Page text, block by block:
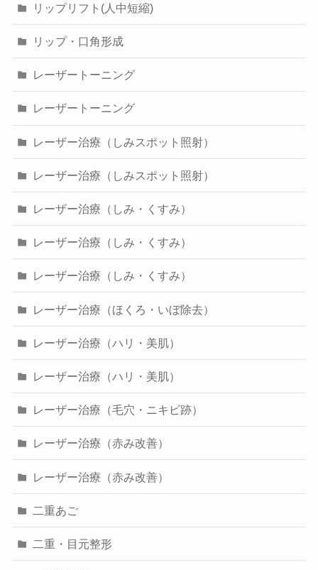
リップリフト(人中短縮)
リップ・口角形成
レーザートーニング
レーザートーニング
レーザー治療（しみスポット照射）
レーザー治療（しみスポット照射）
レーザー治療（しみ・くすみ）
レーザー治療（しみ・くすみ）
レーザー治療（しみ・くすみ）
レーザー治療（ほくろ・いぼ除去）
レーザー治療（ハリ・美肌）
レーザー治療（ハリ・美肌）
レーザー治療（毛穴・ニキビ跡）
レーザー治療（赤み改善）
レーザー治療（赤み改善）
二重あご
二重・目元整形